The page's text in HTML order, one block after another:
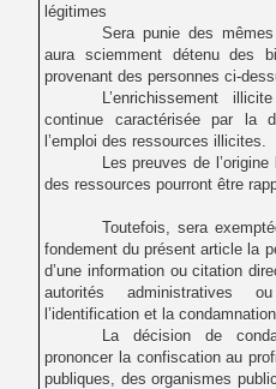
légitimes
Sera punie des
aura sciemment détenu des
provenant des personnes ci-
L’enrichissement
continue caractérisée par la
l’emploi des ressources illicites.
Les preuves de
des ressources pourront être
Toutefois, sera
fondement du présent article la
d’une information ou citation
autorités administratives
l’identification et la
La décision de
prononcer la confiscation au
publiques, des organismes